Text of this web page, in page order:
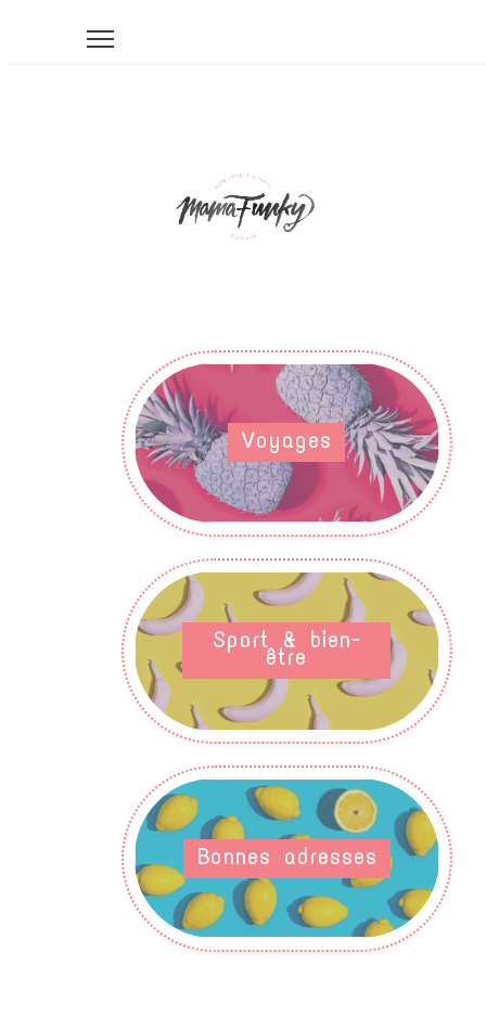
Voyages
Sport & bien-
être
Bonnes adresses